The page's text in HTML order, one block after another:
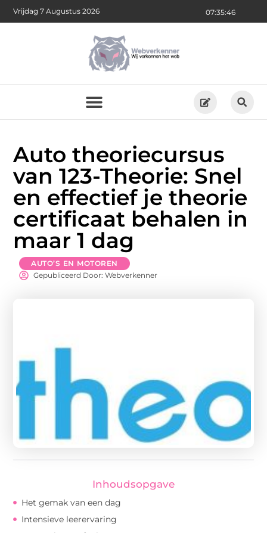
07:35:47
Vrijdag 7 Augustus 2026
Auto theoriecursus
van 123-Theorie: Snel
en effectief je theorie
certificaat behalen in
maar 1 dag
AUTO’S EN MOTOREN
Gepubliceerd Door: Webverkenner
Inhoudsopgave
Het gemak van een dag
Intensieve leerervaring